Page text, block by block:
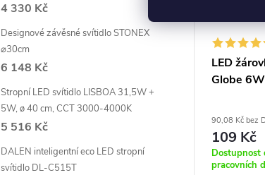
4 330 Kč
Designové závěsné svítidlo STONEX
⌀30cm
6 148 Kč
Stropní LED svítidlo LISBOA 31,5W +
5W, ø 40 cm, CCT 3000-4000K
5 516 Kč
DALEN inteligentní eco LED stropní
svítidlo DL-C515T
LED žárovka Filament Mini
806 lm / neutrální bílá
61,98 Kč bez DPH
75 Kč
Dostupnost do 4
pracovních dní
LED
Globe
90,08 Kč bez
109 Kč
Dostupnost
pracovních